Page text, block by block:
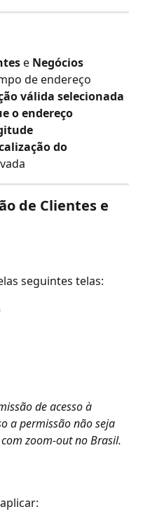
e Negócios
de endereço
válida selecionada
o endereço
do
de Clientes e
seguintes telas:
de acesso à
a permissão não seja
zoom-out no Brasil.